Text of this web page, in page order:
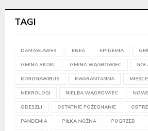
TAGI
DAMASŁAWEK ENEA EPIDEMIA
GMINA SKOKI GMINA WĄGROWIEC
KORONAWIRUS KWARANTANNA
NEKROLOGI NIELBA WĄGROWIEC
ODESZLI OSTATNIE POŻEGNANIE
PANDEMIA PIŁKA NOŻNA POGRZEB